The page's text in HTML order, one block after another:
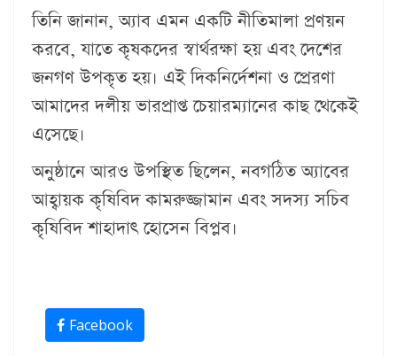
তিনি জানান, অ্যাব এমন একটি নীতিমালা প্রণয়ন
করবে, যাতে কৃষকদের স্বার্থরক্ষা হয় এবং দেশের
জনগণ উপকৃত হয়। এই দিকনির্দেশনা ও প্রেরণা
আমাদের দলীয় ভারপ্রাপ্ত চেয়ারম্যানের কাছ থেকেই
এসেছে।
অনুষ্ঠানে আরও উপস্থিত ছিলেন, নবগঠিত অ্যাবের
আহ্বায়ক কৃষিবিদ কামরুজ্জামান এবং সদস্য সচিব
কৃষিবিদ শাহাদাৎ হোসেন বিপ্লব।
Facebook